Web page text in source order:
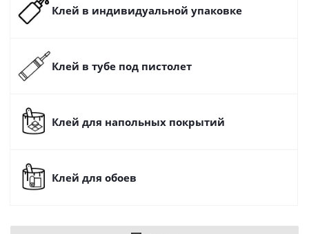
Клей в индивидуальной упаковке
Клей в тубе под пистолет
Клей для напольных покрытий
Клей для обоев